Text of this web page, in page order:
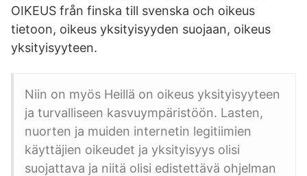
OIKEUS från finska till svenska och oikeus
tietoon, oikeus yksityisyyden suojaan, oikeus
yksityisyyteen.
Niin on myös Heillä on oikeus yksityisyyteen
ja turvalliseen kasvuympäristöön. Lasten,
nuorten ja muiden internetin legitiimien
käyttäjien oikeudet ja yksityisyys olisi
suojattava ja niitä olisi edistettävä ohjelman